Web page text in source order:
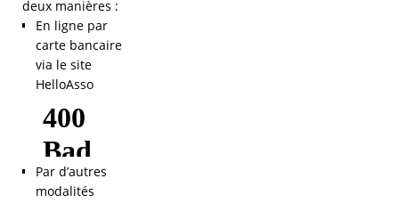
deux manières :
En ligne par
carte bancaire
via le site
HelloAsso
Par d’autres
modalités